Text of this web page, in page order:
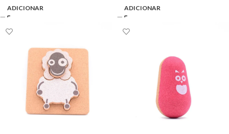
ADICIONAR ADICIONAR